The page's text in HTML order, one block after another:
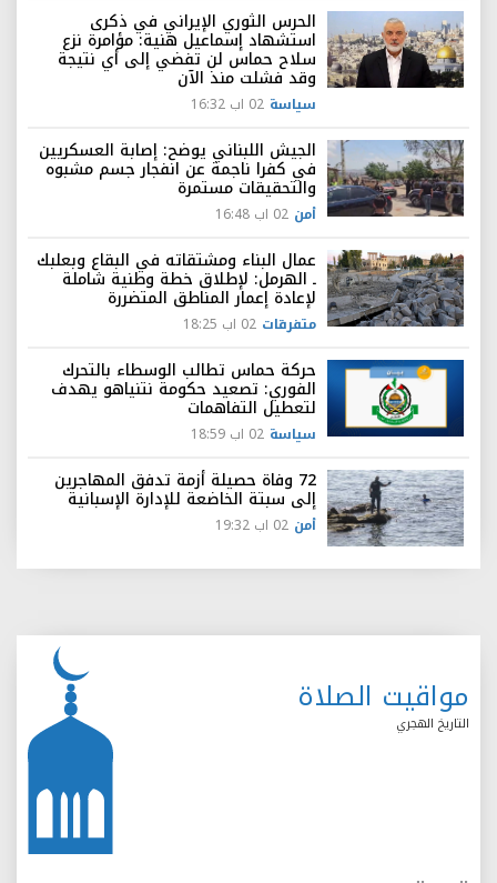
الحرس الثوري الإيراني في ذكرى
استشهاد إسماعيل هنية: مؤامرة نزع
سلاح حماس لن تفضي إلى أي نتيجة
وقد فشلت منذ الآن
سياسة 02 اب 16:32
الجيش اللبناني يوضح: إصابة العسكريين
في كفرا ناجمة عن انفجار جسم مشبوه
والتحقيقات مستمرة
أمن 02 اب 16:48
عمال البناء ومشتقاته في البقاع وبعلبك
ـ الهرمل: لإطلاق خطة وطنية شاملة
لإعادة إعمار المناطق المتضررة
متفرقات 02 اب 18:25
حركة حماس تطالب الوسطاء بالتحرك
الفوري: تصعيد حكومة نتنياهو يهدف
لتعطيل التفاهمات
سياسة 02 اب 18:59
72 وفاة حصيلة أزمة تدفق المهاجرين
إلى سبتة الخاضعة للإدارة الإسبانية
أمن 02 اب 19:32
مواقيت الصلاة
التاريخ الهجري